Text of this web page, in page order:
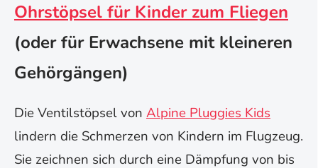
Ohrstöpsel für Kinder zum Fliegen
(oder für Erwachsene mit kleineren
Gehörgängen)
Die Ventilstöpsel von Alpine Pluggies Kids
lindern die Schmerzen von Kindern im Flugzeug.
Sie zeichnen sich durch eine Dämpfung von bis